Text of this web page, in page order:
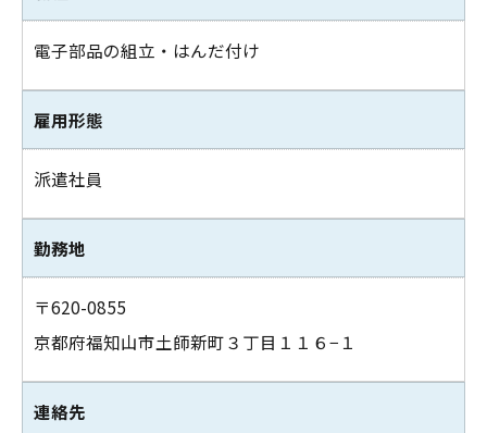
電子部品の組立・はんだ付け
雇用形態
派遣社員
勤務地
〒620-0855
京都府福知山市土師新町３丁目１１６−１
連絡先